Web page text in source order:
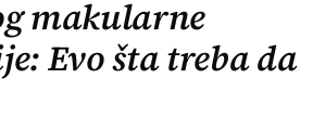
makularne
Evo šta treba da